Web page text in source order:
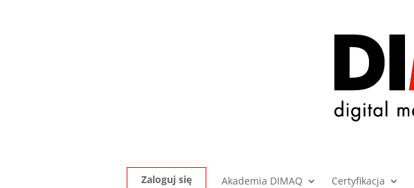
Zaloguj się Akademia DIMAQ Certyfikacja